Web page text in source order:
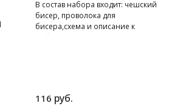
В cостав набора входит: чешский
бисер, проволока для
бисера,схема и описание к
работе.
116 руб.